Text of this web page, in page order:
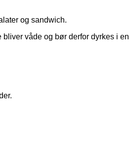
og sandwich.
våde og bør derfor dyrkes i en